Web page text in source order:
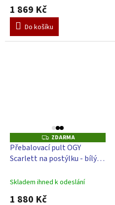
1 869 Kč
Do košíku
Z
D
A
R
ZDARMA
Přebalovací pult OGY
Scarlett na postýlku - bílý -
Algo
Skladem ihned k odeslání
1 880 Kč